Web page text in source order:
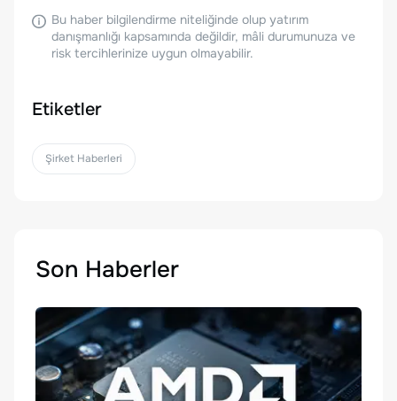
Bu haber bilgilendirme niteliğinde olup yatırım
danışmanlığı kapsamında değildir, mâli durumunuza ve
risk tercihlerinize uygun olmayabilir.
Etiketler
Şirket Haberleri
Son Haberler